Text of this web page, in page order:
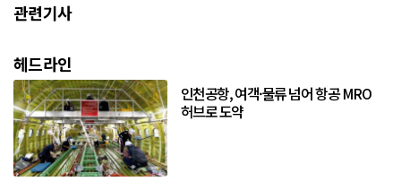
관련기사
헤드라인
인천공항, 여객·물류 넘어 항공 MRO
허브로 도약